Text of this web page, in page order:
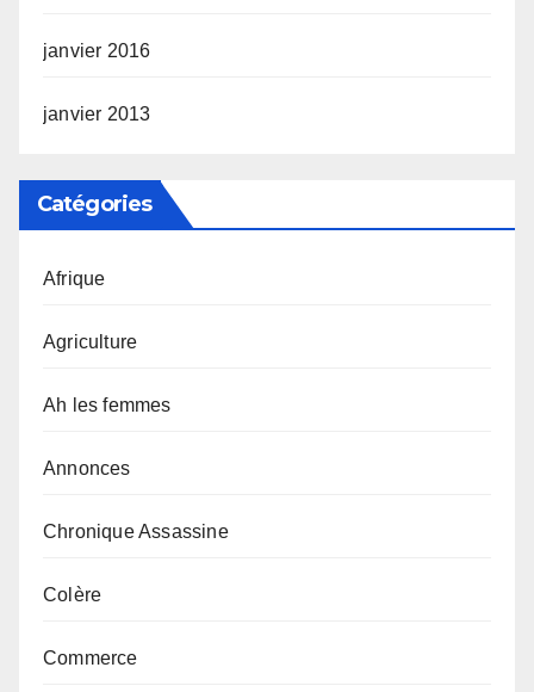
janvier 2016
janvier 2013
Catégories
Afrique
Agriculture
Ah les femmes
Annonces
Chronique Assassine
Colère
Commerce